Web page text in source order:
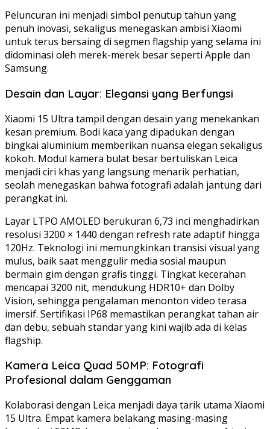
Peluncuran ini menjadi simbol penutup tahun yang
penuh inovasi, sekaligus menegaskan ambisi Xiaomi
untuk terus bersaing di segmen flagship yang selama ini
didominasi oleh merek-merek besar seperti Apple dan
Samsung.
Desain dan Layar: Elegansi yang Berfungsi
Xiaomi 15 Ultra tampil dengan desain yang menekankan
kesan premium. Bodi kaca yang dipadukan dengan
bingkai aluminium memberikan nuansa elegan sekaligus
kokoh. Modul kamera bulat besar bertuliskan Leica
menjadi ciri khas yang langsung menarik perhatian,
seolah menegaskan bahwa fotografi adalah jantung dari
perangkat ini.
Layar LTPO AMOLED berukuran 6,73 inci menghadirkan
resolusi 3200 × 1440 dengan refresh rate adaptif hingga
120Hz. Teknologi ini memungkinkan transisi visual yang
mulus, baik saat menggulir media sosial maupun
bermain gim dengan grafis tinggi. Tingkat kecerahan
mencapai 3200 nit, mendukung HDR10+ dan Dolby
Vision, sehingga pengalaman menonton video terasa
imersif. Sertifikasi IP68 memastikan perangkat tahan air
dan debu, sebuah standar yang kini wajib ada di kelas
flagship.
Kamera Leica Quad 50MP: Fotografi
Profesional dalam Genggaman
Kolaborasi dengan Leica menjadi daya tarik utama Xiaomi
15 Ultra. Empat kamera belakang masing-masing